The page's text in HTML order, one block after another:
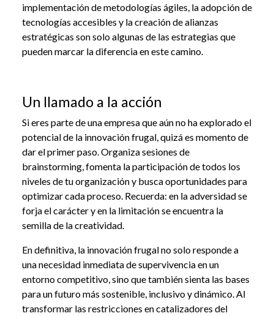
implementación de metodologías ágiles, la adopción de
tecnologías accesibles y la creación de alianzas
estratégicas son solo algunas de las estrategias que
pueden marcar la diferencia en este camino.
Un llamado a la acción
Si eres parte de una empresa que aún no ha explorado el
potencial de la innovación frugal, quizá es momento de
dar el primer paso. Organiza sesiones de
brainstorming, fomenta la participación de todos los
niveles de tu organización y busca oportunidades para
optimizar cada proceso. Recuerda: en la adversidad se
forja el carácter y en la limitación se encuentra la
semilla de la creatividad.
En definitiva, la innovación frugal no solo responde a
una necesidad inmediata de supervivencia en un
entorno competitivo, sino que también sienta las bases
para un futuro más sostenible, inclusivo y dinámico. Al
transformar las restricciones en catalizadores del